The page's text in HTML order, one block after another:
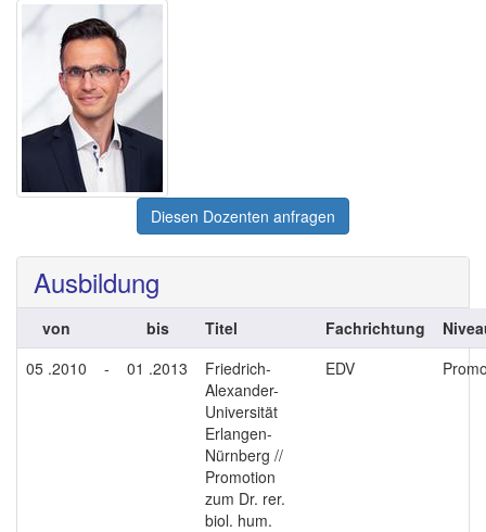
Diesen Dozenten anfragen
Ausbildung
von bis Titel Fachrichtung
05 .2010
- 01 .2013
Friedrich-
Alexander-
Universität
Erlangen-
Nürnberg //
Promotion
zum Dr. rer.
biol. hum.
EDV